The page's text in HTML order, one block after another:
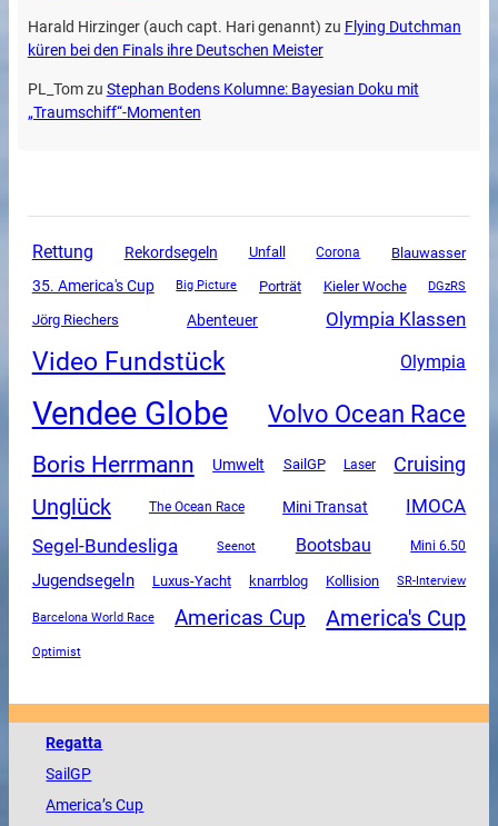
Harald Hirzinger (auch capt. Hari genannt) zu Flying Dutchman
küren bei den Finals ihre Deutschen Meister
PL_Tomzu Stephan Bodens Kolumne: Bayesian Doku mit
„Traumschiff“-Momenten
Rettung Rekordsegeln Unfall Corona Blauwasser
35. America's Cup Big Picture Porträt Kieler Woche DGzRS
Jörg Riechers Abenteuer Olympia Klassen
Video Fundstück Olympia
Vendee Globe Volvo Ocean Race
Boris Herrmann Umwelt SailGP Laser Cruising
Unglück The Ocean Race Mini Transat IMOCA
Segel-Bundesliga Seenot Bootsbau Mini 6.50
Jugendsegeln Luxus-Yacht knarrblog Kollision SR-Interview
Barcelona World Race Americas Cup America's Cup
Optimist
Regatta
SailGP
America’s Cup